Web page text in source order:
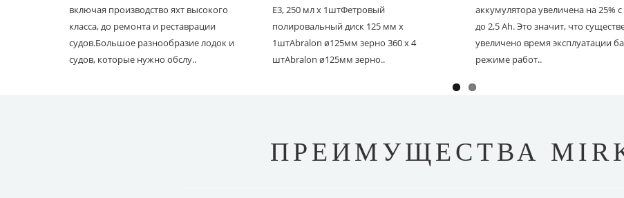
включая производство яхт высокого
класса, до ремонта и реставрации
судов.Большое разнообразие лодок и
судов, которые нужно обслу..
E3, 250 мл х 1штФетровый
полировальный диск 125 мм х
1штAbralon ø125мм зерно 360 х 4
штAbralon ø125мм зерно..
аккумулятора увеличена на 25% с
до 2,5 Ah. Это значит, что
увеличено время эксплуатации
режиме работ..
ПРЕИМУЩЕСТВА